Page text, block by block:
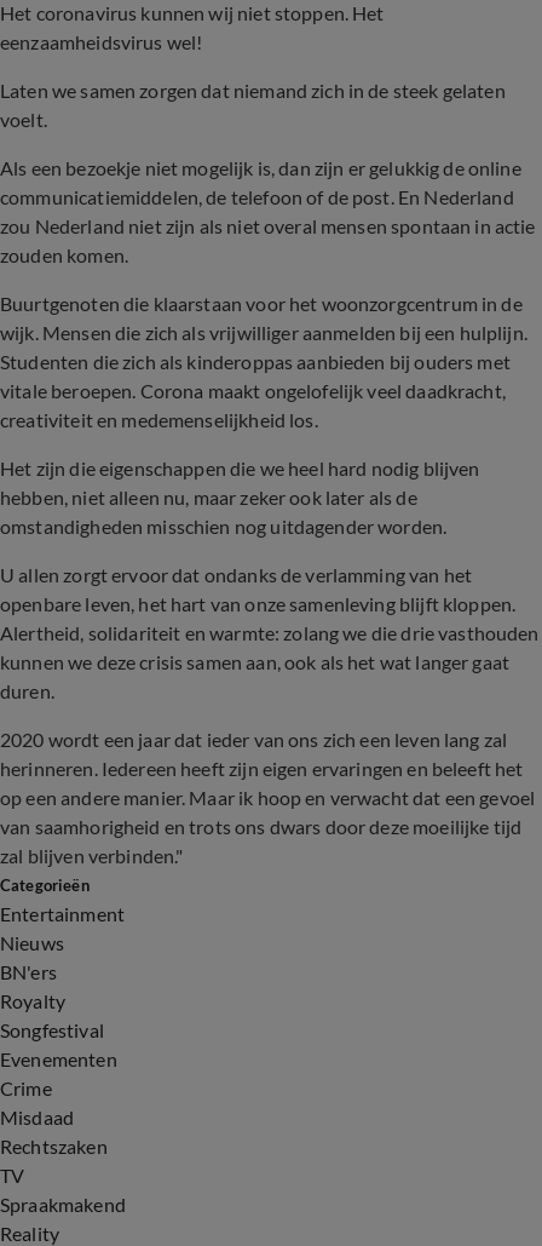
Het coronavirus kunnen wij niet stoppen. Het
eenzaamheidsvirus wel!
Laten we samen zorgen dat niemand zich in de steek gelaten
voelt.
Als een bezoekje niet mogelijk is, dan zijn er gelukkig de online
communicatiemiddelen, de telefoon of de post. En Nederland
zou Nederland niet zijn als niet overal mensen spontaan in actie
zouden komen.
Buurtgenoten die klaarstaan voor het woonzorgcentrum in de
wijk. Mensen die zich als vrijwilliger aanmelden bij een hulplijn.
Studenten die zich als kinderoppas aanbieden bij ouders met
vitale beroepen. Corona maakt ongelofelijk veel daadkracht,
creativiteit en medemenselijkheid los.
Het zijn die eigenschappen die we heel hard nodig blijven
hebben, niet alleen nu, maar zeker ook later als de
omstandigheden misschien nog uitdagender worden.
U allen zorgt ervoor dat ondanks de verlamming van het
openbare leven, het hart van onze samenleving blijft kloppen.
Alertheid, solidariteit en warmte: zolang we die drie vasthouden
kunnen we deze crisis samen aan, ook als het wat langer gaat
duren.
2020 wordt een jaar dat ieder van ons zich een leven lang zal
herinneren. Iedereen heeft zijn eigen ervaringen en beleeft het
op een andere manier. Maar ik hoop en verwacht dat een gevoel
van saamhorigheid en trots ons dwars door deze moeilijke tijd
zal blijven verbinden."
Categorieën
Entertainment
Nieuws
BN'ers
Royalty
Songfestival
Evenementen
Crime
Misdaad
Rechtszaken
TV
Spraakmakend
Reality